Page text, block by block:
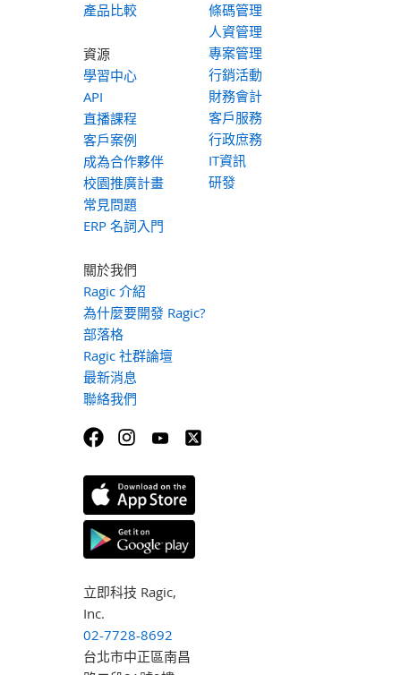
產品比較
資源
學習中心
API
直播課程
客戶案例
成為合作夥伴
校園推廣計畫
常見問題
ERP 名詞入門
條碼管理
人資管理
專案管理
行銷活動
財務會計
客戶服務
行政庶務
IT資訊
研發
關於我們
Ragic 介紹
為什麼要開發 Ragic?
部落格
Ragic 社群論壇
最新消息
聯絡我們
立即科技 Ragic,
Inc.
02-7728-8692
台北市中正區南昌